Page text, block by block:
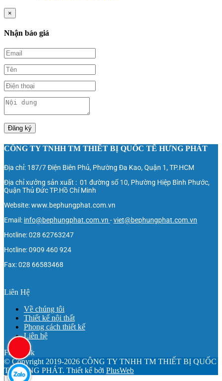
×
Nhận báo giá
Đăng ký
CÔNG TY TNHH TM THIẾT BỊ QUỐC TẾ HƯNG PHÁT
Địa chỉ: 187/7 Điện Biên Phủ, Phường Đa Kao, Quận 1, TP.HCM
Địa chỉ xưởng sản xuất : 01 đường số 10, Phường Hiệp Bình Phước,
Quận Thủ Đức TP.Hồ Chí Minh
Website: www.bephungphat.com.vn
Email: info@bephungphat.com.vn -viet@bephungphat.com.vn
Hotline: 028 62763247
Hotline: 0909 460 924
Fax: 028 66583468
Liên Hệ
Về chúng tôi
Thiết kế nội thất
Phong cách thiết kế
Liên hệ
Facebook
© Copyright 2019-2026 CÔNG TY TNHH TM THIẾT BỊ QUỐC
TẾ HƯNG PHÁT. Thiết kế bởi PlusWeb